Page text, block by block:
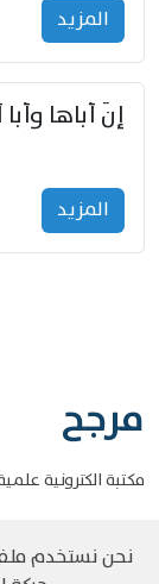
المزید
إنّ أباها
المزید
مرجح
مكتبة الكترونية
نحن نستخدم